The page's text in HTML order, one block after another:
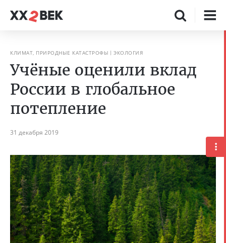
КЛИМАТ, ПРИРОДНЫЕ КАТАСТРОФЫ ЭКОЛОГИЯ
Учёные оценили вклад
России в глобальное
потепление
31 декабря 2019